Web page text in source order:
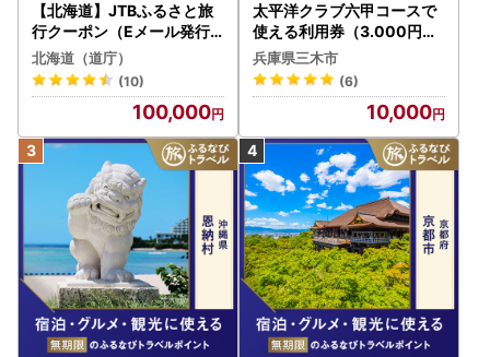
【北海道】JTBふるさと旅
行クーポン（Eメール発行
）30,000円分 旅行 トラベ
ル 宿泊 人気 おすすめ JTB
W030T
北海道（道庁）
(10)
100,000
太平洋クラブ六甲コースで
使える利用券（3.000円分
）
兵庫県三木市
(6)
10,000